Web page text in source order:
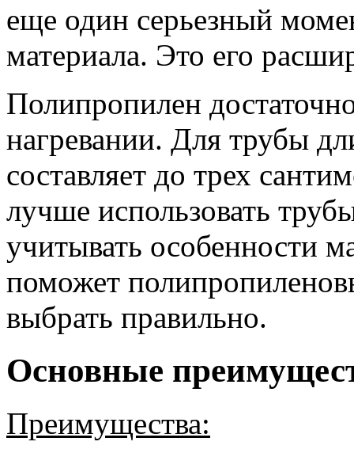
еще один серьезный
материала. Это его
Полипропилен
нагревании. Для трубы
составляет до трех
лучше использовать
учитывать особенности
поможет
выбрать правильно.
Основные
Преимущества: